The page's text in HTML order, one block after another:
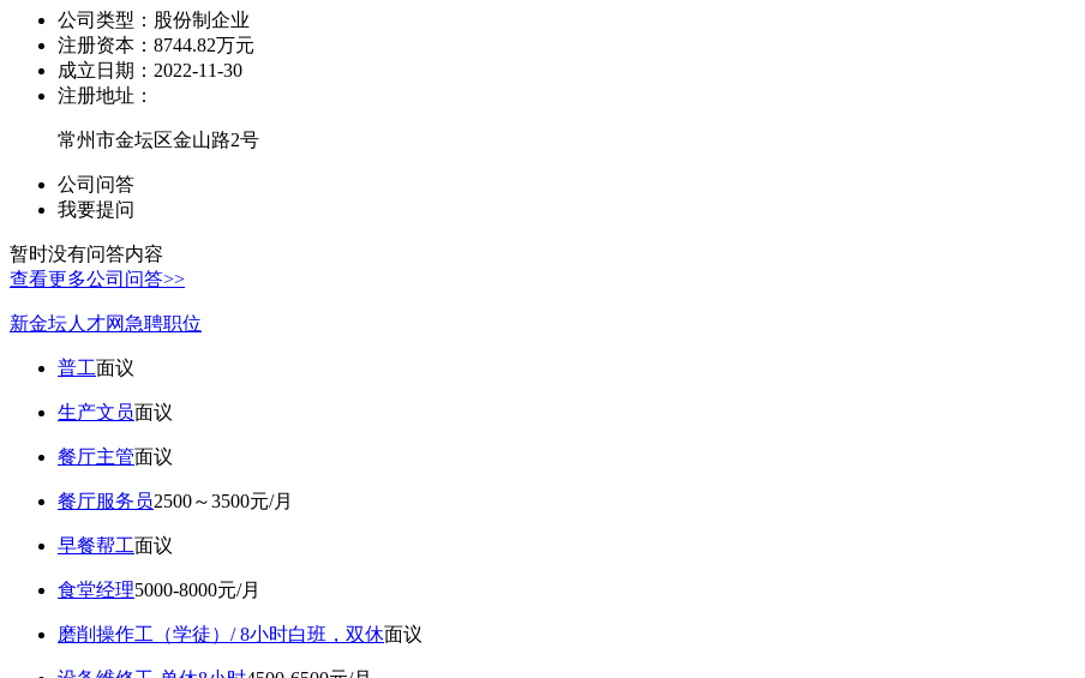
公司类型： 股份制企业
注册资本： 8744.82万元
成立日期： 2022-11-30
注册地址：
常州市金坛区金山路2号
公司问答
我要提问
暂时没有问答内容
查看更多公司问答>>
新金坛人才网急聘职位
普工面议
生产文员面议
餐厅主管面议
餐厅服务员2500～3500元/月
早餐帮工面议
食堂经理5000-8000元/月
磨削操作工（学徒）/ 8小时白班，双休面议